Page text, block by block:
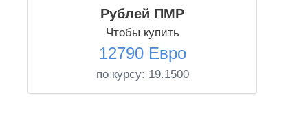
Рублей ПМР
Чтобы купить
12790 Евро
по курсу: 19.1500